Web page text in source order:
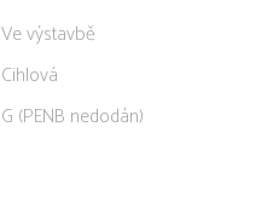
Ve výstavbě
Cihlová
G (PENB nedodán)